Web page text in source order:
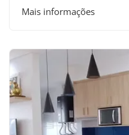
Mais informações